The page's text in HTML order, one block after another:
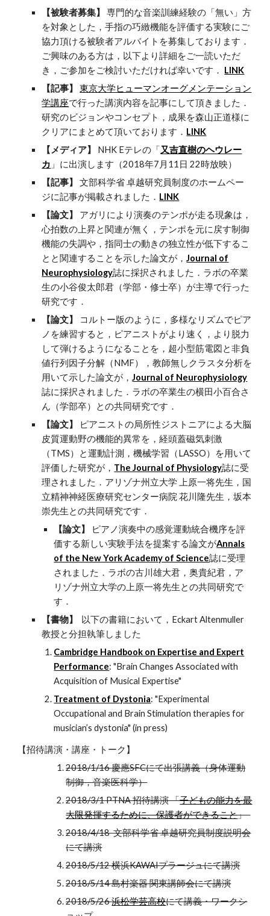
【被験者募集】専門的な音楽訓練経験の「無い」方
を対象とした，手指の巧緻機能を評価する実験にご
協力頂ける被験者アルバイトを募集しております．
ご興味のある方は，以下より詳細をご一読いただ
き，ご参加をご検討いただければ幸いです． LINK
【記事】東京大学ヒューマンオーグメンテーション
学講座で行った講演内容を記事にして頂きました．
研究のビジョンやコンセプト，成果を森山正道様に
クリアにまとめて頂いております． LINK
【メディア】
NHK Eテレの「又吉直樹のヘウレー
カ 」に出演します（2018年7月11日 22時放映）
【記事】文部科学省 卓越研究員制度のホームペー
ジに記事が掲載されました． LINK
【論文】
アガリにより演奏のテンポが走る現象は，
心拍数の上昇と関連が無く，テンポを元に戻す制御
機能の失調や，指同士の動きの独立性が低下するこ
とと関連することを示した論文が，Journal of
Neurophysiology誌に採択されました．ラボの卒業
生の小谷俊太郎君（学部・修士卒）が主導で行った
研究です．
【論文】
コルトー版のように，多様なリズムでピア
ノを練習すると，ピアニストがより速く，より脱力
して弾けるようになることを，超小型筋電図と非負
値行列因子分解（NMF），教師無しクラスタ分析を
用いて示した論文が，Journal of Neurophysiology
誌に採択されました．ラボの卒業生の横田小百合さ
ん（学部卒）との共同研究です．
【論文】
ピアニストの局所性ジストニアによる大脳
皮質運動野の機能的異常を，経頭蓋磁気刺激
（TMS）と運動計測，機械学習（LASSO）を用いて
評価した研究が， The Journal of Physiology誌に受
理されました．アリゾナ州立大学 上原一将先生，国
立精神神経医療研究センター病院 花川隆先生，坂本
崇先生との共同研究です．
【論文】 ピアノ演奏中の感覚運動統合機序を評
価する新しい実験手法を提案する論文がAnnals
of the New York Academy of Science誌に受理
されました．ラボの古川雄大君，奥貴紀君，ア
リゾナ州立大学の上原一将先生との共同研究で
す．
【書物】
以下の書籍において，Eckart Altenmuller
教授と分担執筆しました
Cambridge Handbook on Expertise and Expert
Performance: "Brain Changes Associated with
Acquisition of Musical Expertise"
Treatment of Dystonia: "Experimental
Occupational and Brain Stimulation therapies for
musician’s dystonia" (in press)
【招待講演・講座・トーク】
2018/1/16 慶應SFCにて出張講義（身体運動
制御，音楽医科学）
2018/3/1 PTNA 招待講演 「子どもの能力を最
大限発揮するために、保護者ができること」
2018/4/18 文部科学省 卓越研究員制度説明会
にて講演
2018/5/12 横浜KAWAIプラージュにて講演
2018/5/14 島村楽器 関東講師会にて講演
2018/5/26浜松学芸高校にて講義・ワークシ